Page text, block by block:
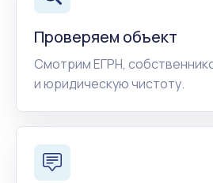
Проверяем объект
Смотрим ЕГРН,
и юридическую чистоту.